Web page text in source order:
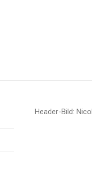
Header-Bild: